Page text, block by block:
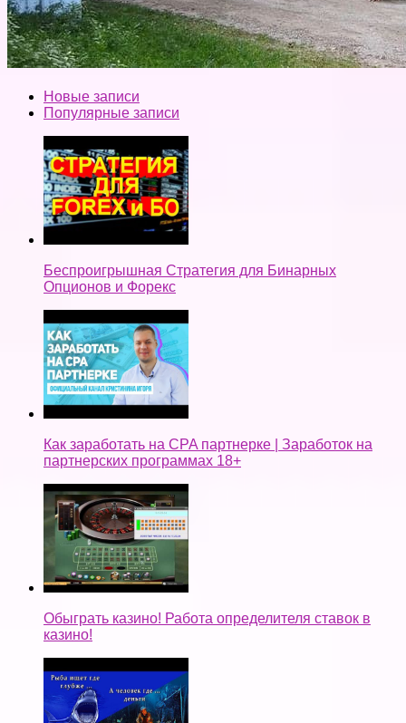
Новые записи
Популярные записи
Беспроигрышная Стратегия для Бинарных
Опционов и Форекс
Как заработать на CPA партнерке | Заработок на
партнерских программах 18+
Обыграть казино! Работа определителя ставок в
казино!